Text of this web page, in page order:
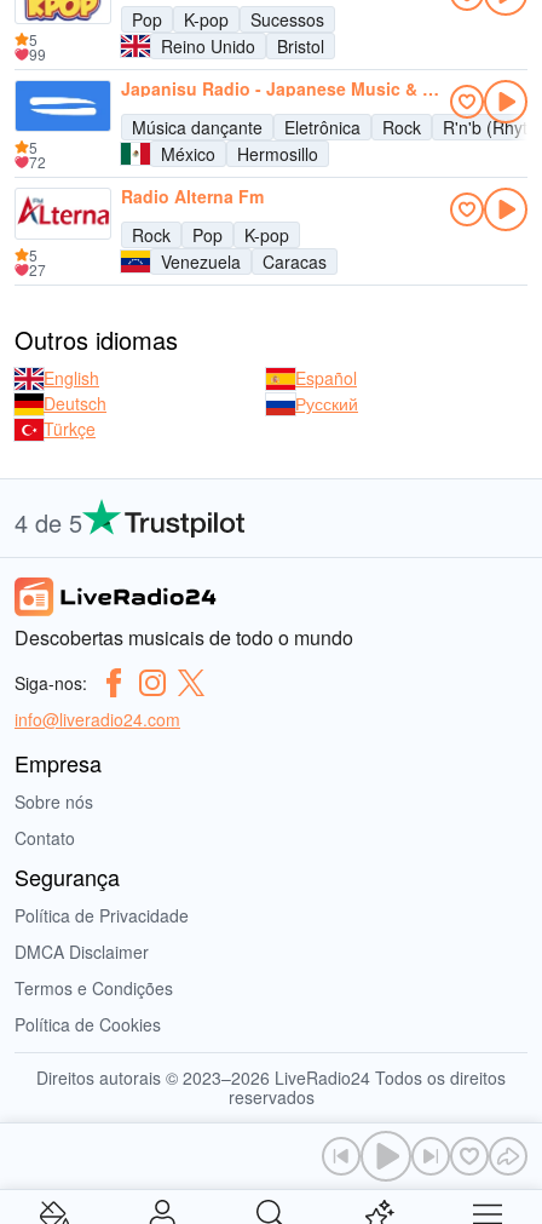
Pop
K-pop
Sucessos
Reino Unido
Bristol
5
99
Japanisu Radio - Japanese Music & Asian Music
Música dançante
Eletrônica Rock
R'n'b
México
Hermosillo
5
72
Radio Alterna Fm
Rock
Pop
K-pop
Venezuela
Caracas
5
27
Outros idiomas
English
Español
Deutsch
Русский
Türkçe
4 de 5
Descobertas musicais de todo o mundo
Siga-nos:
info@liveradio24.com
Empresa
Sobre nós
Contato
Segurança
Política de Privacidade
DMCA Disclaimer
Termos e Condições
Política de Cookies
Direitos autorais © 2023–2026 LiveRadio24 Todos os direitos
reservados